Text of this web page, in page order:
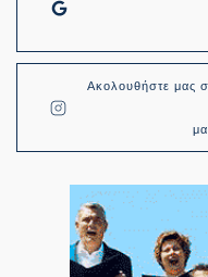
Ακολουθήστε μας